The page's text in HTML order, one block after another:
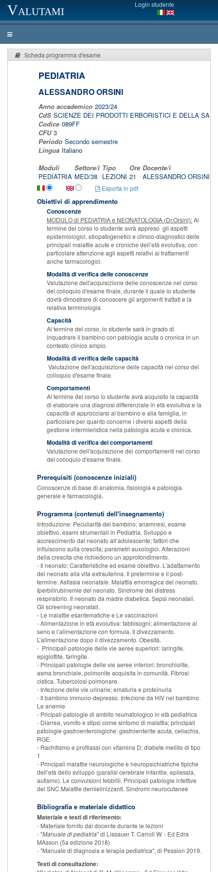
Valutami Login studente
Scheda programma d'esame
PEDIATRIA
ALESSANDRO ORSINI
Anno accademico 2023/24
CdS SCIENZE DEI PRODOTTI ERBORISTICI E DELLA
Codice 089FF
CFU 3
Periodo Secondo semestre
Lingua Italiano
Moduli
Settore/i Tipo Ore Docente/i
PEDIATRIA MED/38 LEZIONI 21 ALESSANDRO ORSINI
Esporta in pdf
Obiettivi di apprendimento
Conoscenze
MODULO di PEDIATRIA e NEONATOLOGIA (Dr.Orsini):Al
termine del corso lo studente avrà appreso gli aspetti
epidemiologici, etiopatogenetici e clinico-diagnostici delle
principali malattie acute e croniche dell’età evolutiva, con
particolare attenzione agli aspetti relativi ai trattamenti
anche farmacologici.
Modalità di verifica delle conoscenze
Valutazione dell'acquisizione delle conoscenze nel corso
del colloquio d'esame finale, durante il quale lo studente
dovrà dimostrare di conoscere gli argomenti trattati e la
relativa terminologia
Capacità
Al termine del corso, lo studente sarà in grado di
inquadrare il bambino con patologia acuta o cronica in un
contesto clinico ampio.
Modalità di verifica delle capacità
Valutazione dell'acquisizione delle capacità nel corso del
colloquio d'esame finale.
Comportamenti
Al termine del corso lo studente avrà acquisito la capacità
di elaborare una diagnosi differenziale in età evolutiva e la
capacità di approcciarsi al bambino e alla famiglia, in
particolare per quanto concerne i diversi aspetti della
gestione infermieristica nella patologia acuta e cronica.
Modalità di verifica dei comportamenti
Valutazione dell'acquisizione dei comportamenti nel corso
del colloquio d'esame finale.
Prerequisiti (conoscenze iniziali)
Conoscenze di base di anatomia, fisiologia e patologia
generale e farmacologia.
Programma (contenuti dell'insegnamento)
Introduzione: Peculiarità del bambino; anamnesi, esame
obiettivo, esami strumentali in Pediatria. Sviluppo e
accrescimento dal neonato all’adolescente; fattori che
influiscono sulla crescita; parametri auxologici. Alterazioni
della crescita che richiedono un approfondimento.
- Il neonato: Caratteristiche ed esame obiettivo. L'adattamento
del neonato alla vita extrauterina. Il pretermine e il post-
termine. Asfissia neonatale. Malattia emorragica del neonato.
Iperbilirubinemie del neonato. Sindrome del distress
respiratorio. Il neonato da madre diabetica. Sepsi neonatali.
Gli screening neonatali.
- Le malattie esantematiche e Le vaccinazioni.
- Alimentazione in età evolutiva: fabbisogni; alimentazione al
seno e l’alimentazione con formula. Il divezzamento.
L’alimentazione dopo il divezzamento. Obesità.
- Principali patologie delle vie aeree superiori: laringite,
epiglottite, faringite.
- Principali patologie delle vie aeree inferiori: bronchiolite,
asma bronchiale, polmonite acquisita in comunità. Fibrosi
cistica. Tubercolosi polmonare.
- Infezione delle vie urinarie; ematuria e proteinuria
- Il bambino immuno-depresso. Infezione da HIV nel bambino.
Le anemie
- Pricipali patologie di ambito reumatologico in età pediatrica
- Diarrea, vomito e stipsi come sintomo di malattia; principali
patologie gastroenterologiche: gastroenterite acuta, celiachia,
RGE.
- Rachitismo e profilassi con vitamina D; diabete mellito di tipo
1
- Principali malattie neurologiche e neuropsichiatriche tipiche
dell’età dello sviluppo (paralisi cerebrale infantile, epilessia,
autismo). Le convulsioni febbrili. Principali patologie infettive
del SNC.Malattie demielinizzanti. Sindromi neurocutanee
Bibliografia e materiale didattico
Materiale e testi di riferimento:
- Materiale fornito dal docente durante le lezioni
- "Manuale di pediatria" di Lissauer T. Carroll W. - Ed Edra
MAsson (5a edizione 2018)
- "Manuale di diagnosia e terapia pediatrica", di Pession 2019.
Testi di consultazione: